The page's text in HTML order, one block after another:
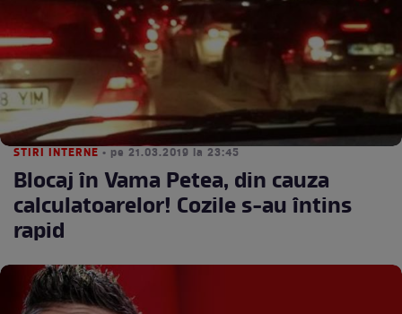
STIRI INTERNE • pe 21.03.2019 la 23:45
Blocaj în Vama Petea, din cauza
calculatoarelor! Cozile s-au întins
rapid